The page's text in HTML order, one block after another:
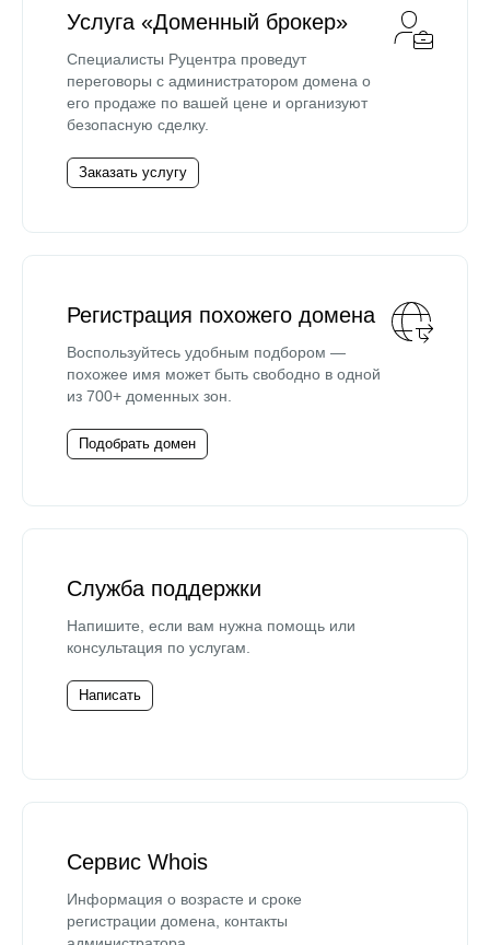
Услуга «Доменный брокер»
Специалисты Руцентра проведут
переговоры с администратором домена о
его продаже по вашей цене и организуют
безопасную сделку.
Заказать услугу
Регистрация похожего домена
Воспользуйтесь удобным подбором —
похожее имя может быть свободно в одной
из 700+ доменных зон.
Подобрать домен
Служба поддержки
Напишите, если вам нужна помощь или
консультация по услугам.
Написать
Сервис Whois
Информация о возрасте и сроке
регистрации домена, контакты